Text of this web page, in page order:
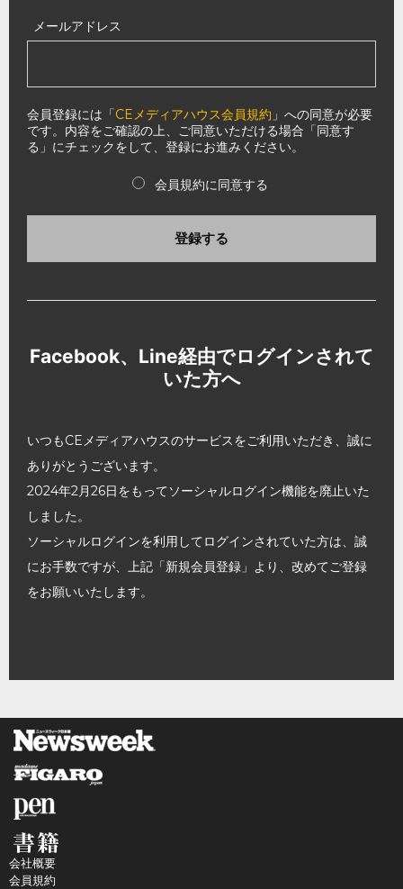
メールアドレス
会員登録には「CEメディアハウス会員規約 」への同意が必要
です。内容をご確認の上、ご同意いただける場合「同意す
る」にチェックをして、登録にお進みください。
会員規約に同意する
登録する
Facebook、Line経由でログインされて
いた方へ
いつもCEメディアハウスのサービスをご利用いただき、誠に
ありがとうございます。
2024年2月26日をもってソーシャルログイン機能を廃止いた
しました。
ソーシャルログインを利用してログインされていた方は、誠
にお手数ですが、上記「新規会員登録」より、改めてご登録
をお願いいたします。
会社概要
会員規約